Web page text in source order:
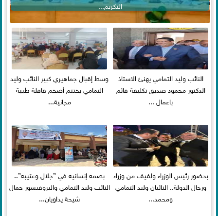
التكريم...
النائب وليد التمامي يهنئ الاستاذ
الدكتور محمود صديق تكليفة قائم
باعمال ...
وسط إقبال جماهيري كبير النائب وليد
التمامي يختتم أضخم قافلة طبية
مجانية...
بحضور رئيس الوزراء ولفيف من وزراء
ورجال الدولة.. النائبان وليد التمامي
ومحمد...
بصمة إنسانية في ”جلال وعتيبة”..
النائب وليد التمامي والبروفيسور جمال
شيحة يداويان...